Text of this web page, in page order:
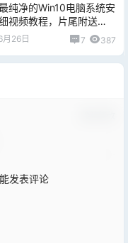
纯净的Win10电脑系统安
视频教程，片尾附送
系统下载地址
月26日 7 387
发表评论